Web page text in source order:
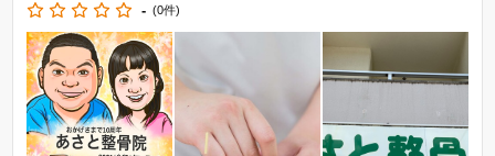
- (0件)